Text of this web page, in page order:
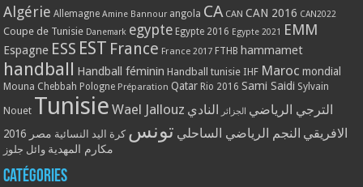
Algérie Allemagne Amine Bannour angola CA CAN CAN 2016 CAN2022
Coupe de Tunisie Danemark egypte Egypte 2016 Egypte 2021 EMM
Espagne ESS EST France France 2017 FTHB hammamet
handball Handball féminin Handball tunisie IHF Maroc mondial
Mouna Chebbah Pologne Préparation Qatar Rio 2016 Sami Saidi Sylvain
Nouet Tunisie Wael Jallouz الترجي الرياضي الجزائر النادي
الافريقي النجم الرياضي الساحلي تونس كرة اليد النسائية مصر 2016
مكارم المهدية وائل جلوز
Catégories